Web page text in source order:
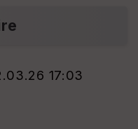
17:03